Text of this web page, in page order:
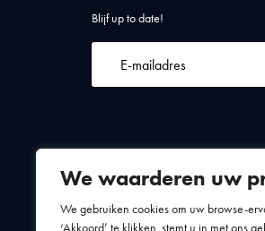
We waarderen uw
We gebruiken cookies om uw browse-
‘Akkoord’ te klikken, stemt u in met ons
Blijf up to date!
Algemene voorwaardenPrivacy